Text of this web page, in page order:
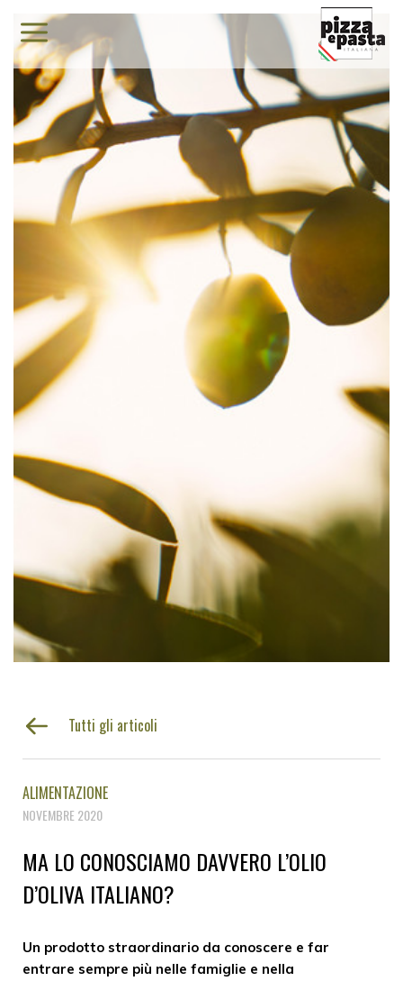
Tutti gli articoli
ALIMENTAZIONE
NOVEMBRE 2020
MA LO CONOSCIAMO DAVVERO L’OLIO
D’OLIVA ITALIANO?
Un prodotto straordinario da conoscere e far
entrare sempre più nelle famiglie e nella